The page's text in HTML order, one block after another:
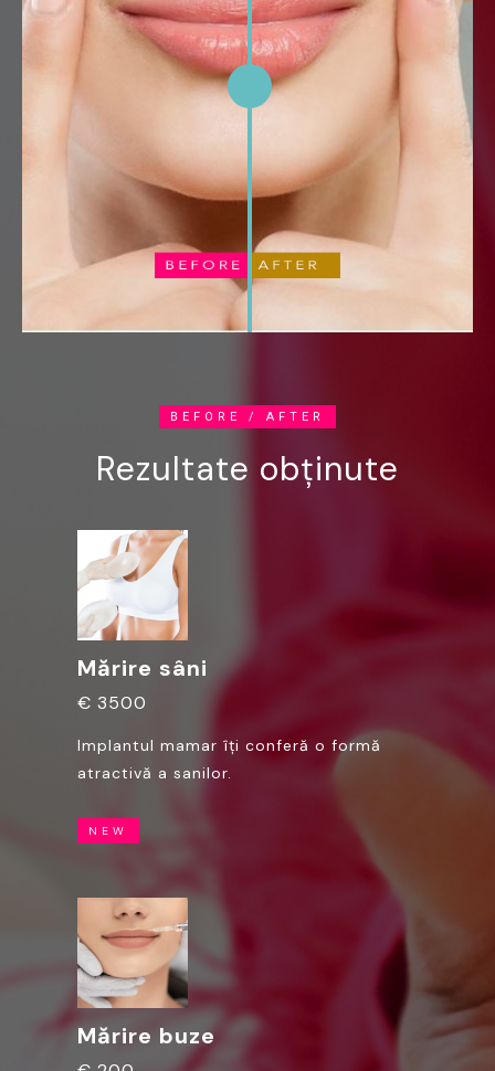
BEFORE / AFTER
Rezultate obținute
Mărire sâni
€ 3500
Implantul mamar îți conferă o formă
atractivă a sanilor.
NEW
Mărire buze